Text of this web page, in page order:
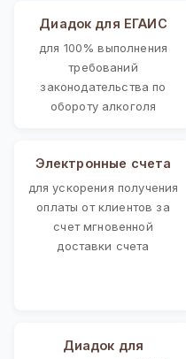
Диадок для ЕГАИС
для 100% выполнения
требований
законодательства по
обороту алкоголя
Электронные счета
для ускорения получения
оплаты от клиентов за
счет мгновенной
доставки счета
Диадок для